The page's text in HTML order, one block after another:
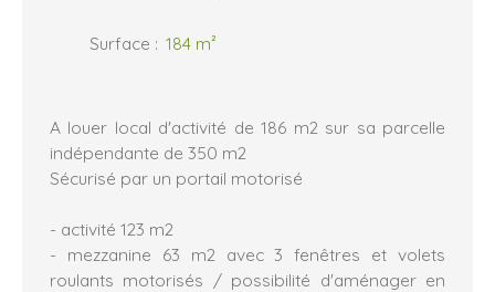
Surface : 184 m²
A louer local d'activité de 186 m2 sur sa parcelle
indépendante de 350 m2
Sécurisé par un portail motorisé
- activité 123 m2
- mezzanine 63 m2 avec 3 fenêtres et volets
roulants motorisés / possibilité d'aménager en